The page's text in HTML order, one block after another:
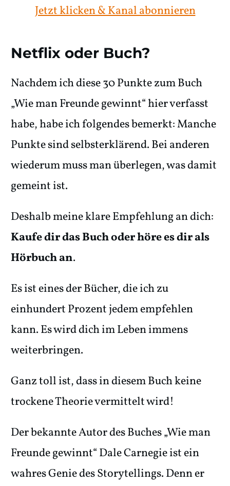
Jetzt klicken & Kanal abonnieren
Netflix oder Buch?
Nachdem ich diese 30 Punkte zum Buch
„Wie man Freunde gewinnt“ hier verfasst
habe, habe ich folgendes bemerkt: Manche
Punkte sind selbsterklärend. Bei anderen
wiederum muss man überlegen, was damit
gemeint ist.
Deshalb meine klare Empfehlung an dich:
Kaufe dir das Buch oder höre es dir als
Hörbuch an.
Es ist eines der Bücher, die ich zu
einhundert Prozent jedem empfehlen
kann. Es wird dich im Leben immens
weiterbringen.
Ganz toll ist, dass in diesem Buch keine
trockene Theorie vermittelt wird!
Der bekannte Autor des Buches „Wie man
Freunde gewinnt“ Dale Carnegie ist ein
wahres Genie des Storytellings. Denn er